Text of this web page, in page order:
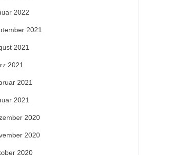
2022
2021
2021
2021
2021
2021
2020
2020
2020